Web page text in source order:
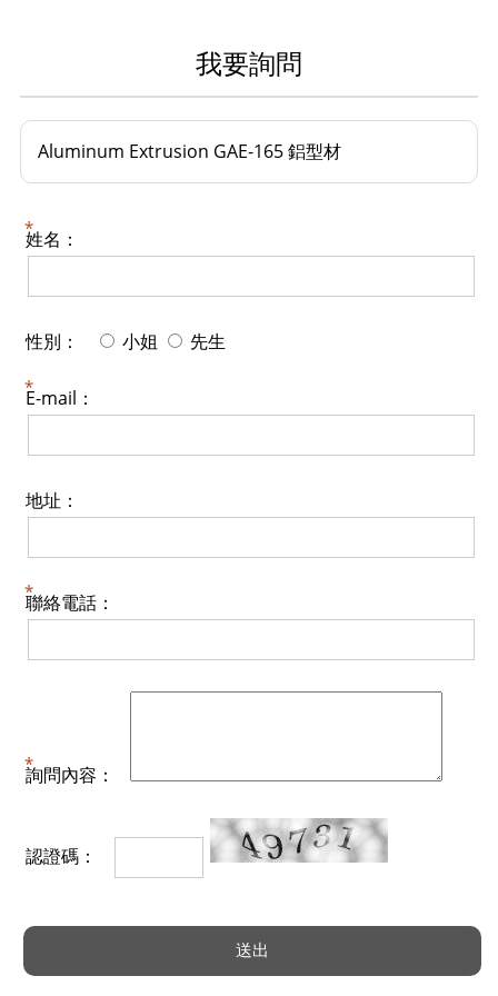
我要詢問
Aluminum Extrusion GAE-165 鋁型材
姓名：
性別： 小姐 先生
E-mail：
地址：
聯絡電話：
詢問內容：
認證碼：